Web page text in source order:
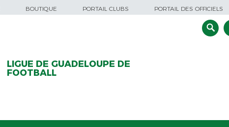
BOUTIQUE PORTAIL CLUBS PORTAIL DES OFFICIELS
LIGUE DE GUADELOUPE DE
FOOTBALL